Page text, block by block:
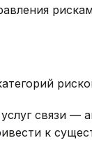
связи —
к